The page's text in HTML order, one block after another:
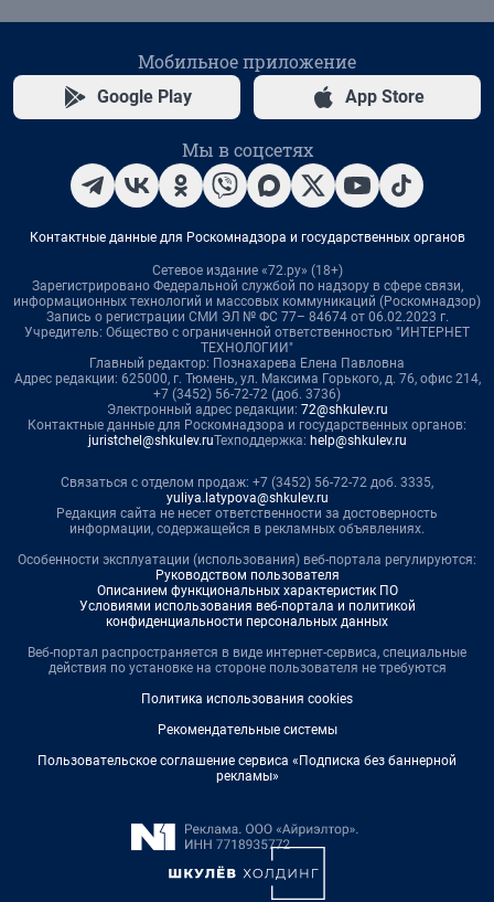
Мобильное приложение
Google Play App Store
Мы в соцсетях
Контактные данные для Роскомнадзора и государственных органов
Сетевое издание «72.ру» (18+)
Зарегистрировано Федеральной службой по надзору в сфере связи,
информационных технологий и массовых коммуникаций (Роскомнадзор)
Запись о регистрации СМИ ЭЛ № ФС 77– 84674 от 06.02.2023 г.
Учредитель: Общество с ограниченной ответственностью "ИНТЕРНЕТ
ТЕХНОЛОГИИ"
Главный редактор: Познахарева Елена Павловна
Адрес редакции: 625000, г. Тюмень, ул. Максима Горького, д. 76, офис 214,
+7 (3452) 56-72-72 (доб. 3736)
Электронный адрес редакции: 72@shkulev.ru
Контактные данные для Роскомнадзора и государственных органов:
juristchel@shkulev.ruТехподдержка: help@shkulev.ru
Связаться с отделом продаж: +7 (3452) 56-72-72 доб. 3335,
yuliya.latypova@shkulev.ru
Редакция сайта не несет ответственности за достоверность
информации, содержащейся в рекламных объявлениях.
Особенности эксплуатации (использования) веб-портала регулируются:
Руководством пользователя
Описанием функциональных характеристик ПО
Условиями использования веб-портала и политикой
конфиденциальности персональных данных
Веб-портал распространяется в виде интернет-сервиса, специальные
действия по установке на стороне пользователя не требуются
Политика использования cookies
Рекомендательные системы
Пользовательское соглашение сервиса «Подписка без баннерной
рекламы»